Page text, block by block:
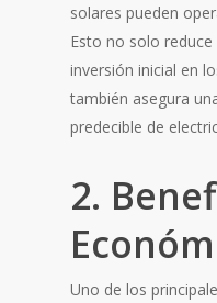
solares pueden
Esto no solo
inversión inicial en
también asegura
predecible de
2.
Uno de los